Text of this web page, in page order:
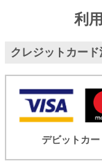
利
クレジットカード
デビットカー